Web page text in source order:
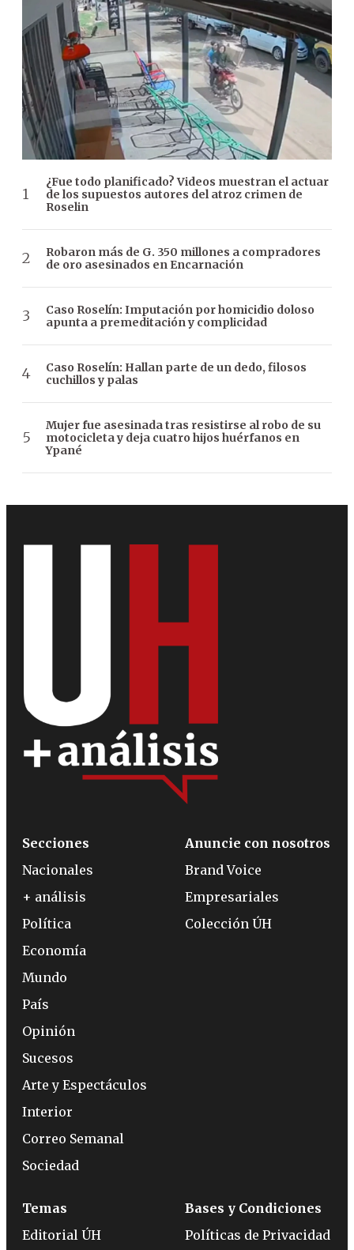
¿Fue todo planificado? Videos muestran el actuar
de los supuestos autores del atroz crimen de
Roselin
Robaron más de G. 350 millones a compradores
de oro asesinados en Encarnación
Caso Roselín: Imputación por homicidio doloso
apunta a premeditación y complicidad
Caso Roselín: Hallan parte de un dedo, filosos
cuchillos y palas
Mujer fue asesinada tras resistirse al robo de su
motocicleta y deja cuatro hijos huérfanos en
Ypané
Secciones
Nacionales
+ análisis
Política
Economía
Mundo
País
Opinión
Sucesos
Arte y Espectáculos
Interior
Correo Semanal
Sociedad
Anuncie con nosotros
Brand Voice
Empresariales
Colección ÚH
Temas
Editorial ÚH
Bases y Condiciones
Políticas de Privacidad